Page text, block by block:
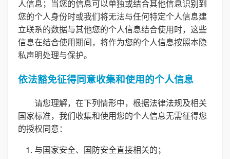
人信息；当您的信息可以单独或结合其他信息识别到
您的个人身份时或我们将无法与任何特定个人信息建
立联系的数据与其他您的个人信息结合使用时，这些
信息在结合使用期间，将作为您的个人信息按照本隐
私声明处理与保护。
依法豁免征得同意收集和使用的个人信息
请您理解，在下列情形中，根据法律法规及相关
国家标准，我们收集和使用您的个人信息无需征得您
的授权同意：
与国家安全、国防安全直接相关的；